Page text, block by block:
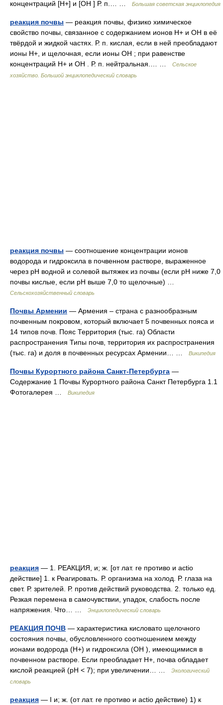
концентраций [Н+] и [ОН ] Р. п.… … Большая советская энциклопедия
реакция почвы — реакция почвы, физико химическое
свойство почвы, связанное с содержанием ионов H+ и OH в её
твёрдой и жидкой частях. Р. п. кислая, если в ней преобладают
ионы Н+, и щелочная, если ионы OH ; при равенстве
концентраций Н+ и ОН . Р. п. нейтральная.… …
Сельское
хозяйство. Большой энциклопедический словарь
реакция почвы — соотношение концентрации ионов
водорода и гидроксила в почвенном растворе, выраженное
через рН водной и солевой вытяжек из почвы (если рН ниже 7,0
почвы кислые, если рН выше 7,0 то щелочные) …
Сельскохозяйственный словарь
Почвы Армении — Армения – страна с разнообразным
почвенным покровом, который включает 5 почвенных пояса и
14 типов почв. Пояс Территория (тыс. га) Области
распространения Типы почв, территория их распространения
(тыс. га) и доля в почвенных ресурсах Армении… …
Википедия
Почвы Курортного района Санкт-Петербурга —
Содержание 1 Почвы Курортного района Санкт Петербурга 1.1
Фотогалерея …
Википедия
реакция — 1. РЕАКЦИЯ, и; ж. [от лат. re противо и actio
действие] 1. к Реагировать. Р. организма на холод. Р. глаза на
свет. Р. зрителей. Р. против действий руководства. 2. только ед.
Резкая перемена в самочувствии, упадок, слабость после
напряжения. Что… …
Энциклопедический словарь
РЕАКЦИЯ ПОЧВ — характеристика кисловато щелочного
состояния почвы, обусловленного соотношением между
ионами водорода (Н+) и гидроксила (ОН ), имеющимися в
почвенном растворе. Если преобладает Н+, почва обладает
кислой реакцией (рН < 7); при увеличении… …
Экологический
словарь
реакция — I и; ж. (от лат. re противо и actio действие) 1) к